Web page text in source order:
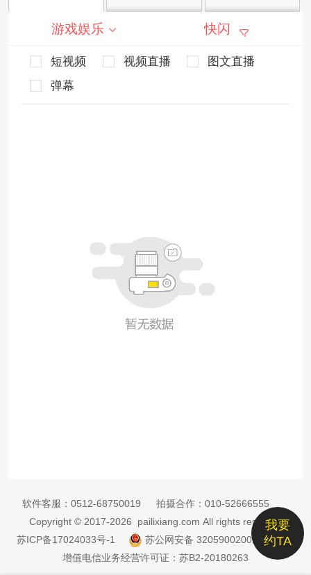
游戏娱乐 快闪
短视频 视频直播
图文直播
弹幕
我要
约TA
软件客服： 0512-68750019 拍摄合作： 010-52666555
Copyright © 2017-2026 pailixiang.com All rights reserved
苏ICP备17024033号-1
苏公网安备 32059002002885号
增值电信业务经营许可证：苏B2-20180263